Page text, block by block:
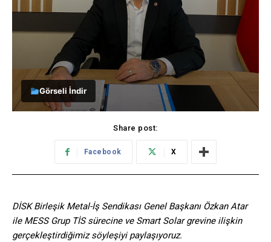
Görseli İndir
Share post:
Facebook X
DİSK Birleşik Metal-İş Sendikası Genel Başkanı Özkan Atar
ile MESS Grup TİS sürecine ve Smart Solar grevine ilişkin
gerçekleştirdiğimiz söyleşiyi paylaşıyoruz.